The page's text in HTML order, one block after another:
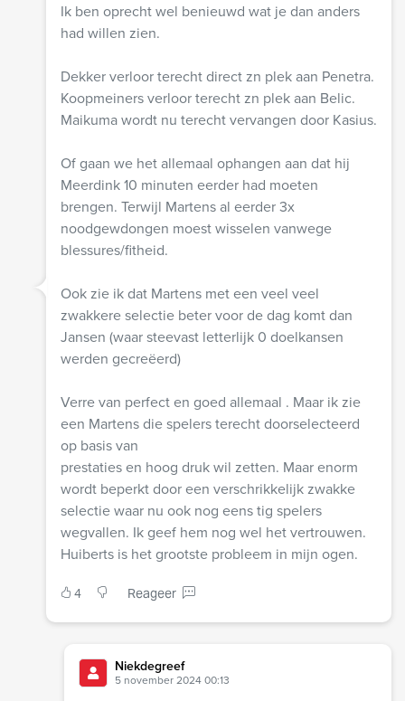
Ik ben oprecht wel benieuwd wat je dan anders
had willen zien.
Dekker verloor terecht direct zn plek aan Penetra.
Koopmeiners verloor terecht zn plek aan Belic.
Maikuma wordt nu terecht vervangen door Kasius.
Of gaan we het allemaal ophangen aan dat hij
Meerdink 10 minuten eerder had moeten
brengen. Terwijl Martens al eerder 3x
noodgewdongen moest wisselen vanwege
blessures/fitheid.
Ook zie ik dat Martens met een veel veel
zwakkere selectie beter voor de dag komt dan
Jansen (waar steevast letterlijk 0 doelkansen
werden gecreëerd)
Verre van perfect en goed allemaal . Maar ik zie
een Martens die spelers terecht doorselecteerd
op basis van
prestaties en hoog druk wil zetten. Maar enorm
wordt beperkt door een verschrikkelijk zwakke
selectie waar nu ook nog eens tig spelers
wegvallen. Ik geef hem nog wel het vertrouwen.
Huiberts is het grootste probleem in mijn ogen.
4 Reageer
Niekdegreef
5 november 2024 00:13